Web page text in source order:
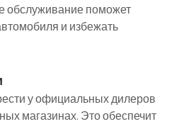
обслуживание поможет
и избежать
у официальных дилеров
магазинах. Это обеспечит